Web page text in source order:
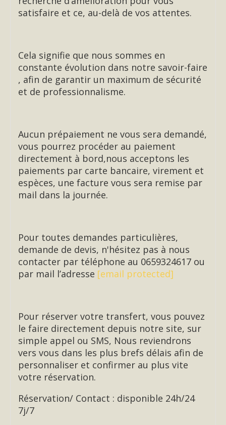
satisfaire et ce, au-delà de vos attentes.
Cela signifie que nous sommes en
constante évolution dans notre savoir-faire
, afin de garantir un maximum de sécurité
et de professionnalisme.
Aucun prépaiement ne vous sera demandé,
vous pourrez procéder au paiement
directement à bord,nous acceptons les
paiements par carte bancaire, virement et
espèces, une facture vous sera remise par
mail dans la journée.
Pour toutes demandes particulières,
demande de devis, n'hésitez pas à nous
contacter par téléphone au 0659324617 ou
par mail l’adresse [email protected]
Pour réserver votre transfert, vous pouvez
le faire directement depuis notre site, sur
simple appel ou SMS, Nous reviendrons
vers vous dans les plus brefs délais afin de
personnaliser et confirmer au plus vite
votre réservation.
Réservation/ Contact : disponible 24h/24
7j/7